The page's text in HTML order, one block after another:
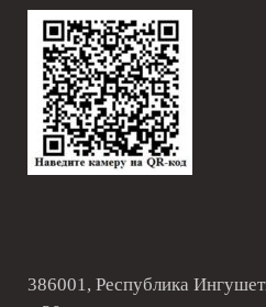
386001, Республика